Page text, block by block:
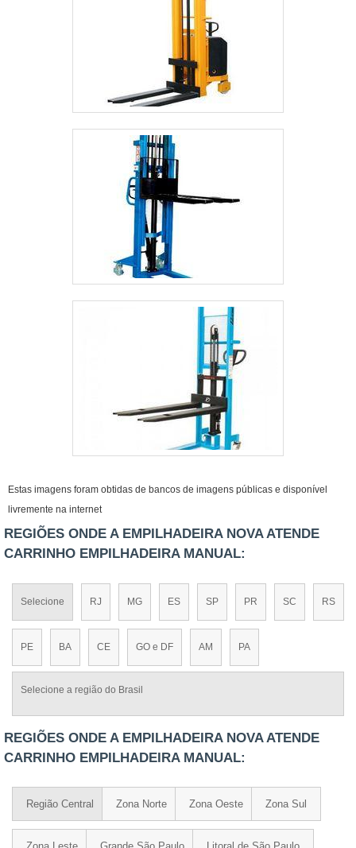
Estas imagens foram obtidas de bancos de imagens públicas e disponível
livremente na internet
REGIÕES ONDE A EMPILHADEIRA NOVA ATENDE
CARRINHO EMPILHADEIRA MANUAL:
Selecione RJ MG ES SP PR SC RS
PE BA CE GO e DF AM PA
Selecione a região do Brasil
REGIÕES ONDE A EMPILHADEIRA NOVA ATENDE
CARRINHO EMPILHADEIRA MANUAL:
Região Central Zona Norte Zona Oeste Zona Sul